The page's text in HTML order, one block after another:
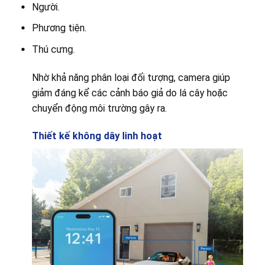
Người.
Phương tiện.
Thú cưng.
Nhờ khả năng phân loại đối tượng, camera giúp
giảm đáng kể các cảnh báo giả do lá cây hoặc
chuyển động môi trường gây ra.
Thiết kế không dây linh hoạt